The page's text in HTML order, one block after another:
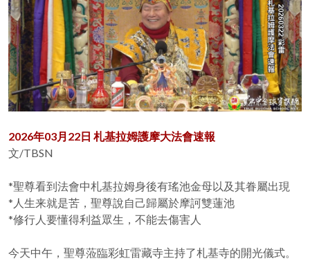
2026年03月22日 札基拉姆護摩大法會速報
文/TBSN
*聖尊看到法會中札基拉姆身後有瑤池金母以及其眷屬出現
*人生来就是苦，聖尊說自己歸屬於摩訶雙蓮池
*修行人要懂得利益眾生，不能去傷害人
今天中午，聖尊蒞臨彩虹雷藏寺主持了札基寺的開光儀式。